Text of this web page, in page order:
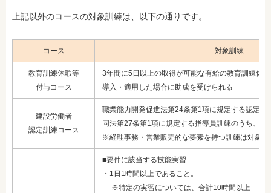
上記以外のコースの対象訓練は、以下の通りです。
コース 対象訓練
教育訓練休暇等
付与コース
3年間に5日以上の取得が可能な有給の教育訓練休
導入・適用した場合に助成を受けられる
建設労働者
認定訓練コース
職業能力開発促進法第24条第1項に規定する認定職
同法第27条第1項に規定する指導員訓練のうち、建
※経理事務・営業販売的な要素を持つ訓練は対象外
■要件に該当する技能実習
・1日1時間以上であること。
※特定の実習については、合計10時間以上